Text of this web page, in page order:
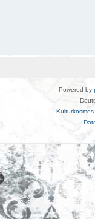
Powered by